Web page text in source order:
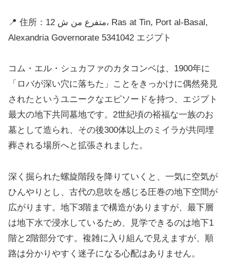
📍 住所：12 متفرع من ش، Ras at Tin, Port al-Basal,
Alexandria Governorate 5341042 エジプト
コム・エル・シュカファのカタコンベは、1900年に
「ロバが深い穴に落ちた」ことをきっかけに偶然発見
されたというユニークなエピソードを持つ、エジプト
最大の地下共同墓地です。2世紀頃の裕福な一族のお
墓として造られ、その後300体以上のミイラが共同埋
葬される場所へと拡張されました。
深く掘られた螺旋階段を降りていくと、一気に空気が
ひんやりとし、古代の息吹を感じる圧巻の地下空間が
広がります。地下3階まで構造がありますが、最下層
は地下水で浸水しているため、見学できるのは地下1
階と2階部分です。複雑に入り組んで見えますが、順
路は分かりやすく迷子になる心配はありません。